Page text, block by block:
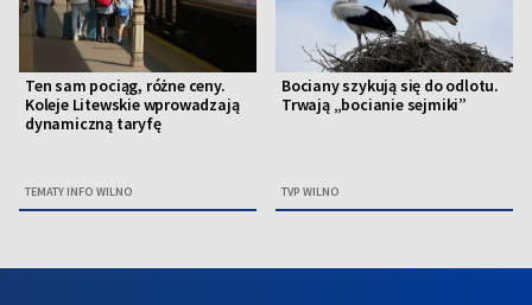
Ten sam pociąg, różne ceny.
Koleje Litewskie wprowadzają
dynamiczną taryfę
TEMATY INFO WILNO
Bociany szykują się do odlotu.
Trwają „bocianie sejmiki”
TVP WILNO